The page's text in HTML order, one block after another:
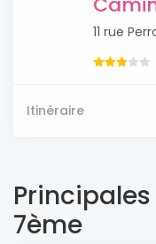
11 rue
Itinéraire
7ème